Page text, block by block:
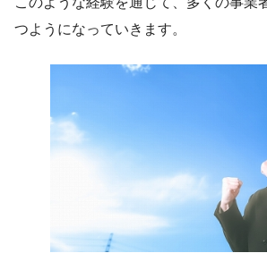
つようになっていきます。